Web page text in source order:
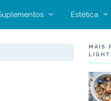
Estética
MAIS
LIGHT